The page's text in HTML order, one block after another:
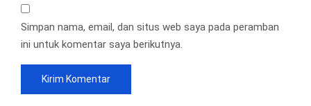
Simpan nama, email, dan situs web saya pada peramban
ini untuk komentar saya berikutnya.